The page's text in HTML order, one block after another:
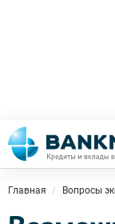
Главная Вопросы